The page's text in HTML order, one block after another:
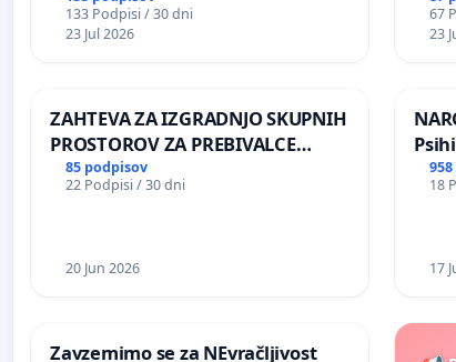
NAPOTITEV GOSPODA BERNARDA
ŠRAJNERJA NA VELEPOSLANIŠTVO
133 Podpisi / 30 dni
23 Jul 2026
67
23
ZAHTEVA ZA IZGRADNJO SKUPNIH
PROSTOROV ZA PREBIVALCE
KRAJEVNE SKUPNOSTI
PRESTRANEK
85 podpisov
22 Podpisi / 30 dni
20 Jun 2026
18
17
Zavzemimo se za NEvračljivost